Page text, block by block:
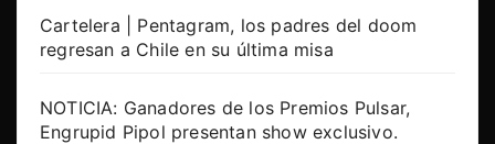
Cartelera | Pentagram, los padres del doom
regresan a Chile en su última misa
NOTICIA: Ganadores de los Premios Pulsar,
Engrupid Pipol presentan show exclusivo.